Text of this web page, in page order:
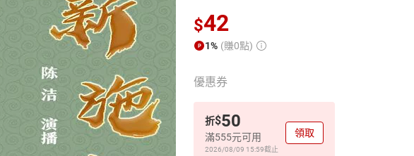
$42
1% (賺0點)
優惠券
折$50
滿555元可用
2026/08/09 15:59截止
領取